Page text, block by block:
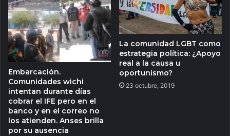
Embarcación.
Comunidades wichi
intentan durante días
cobrar el IFE pero en el
banco y en el correo no
los atienden. Anses brilla
por su ausencia
La comunidad LGBT como
estrategia política: ¿Apoyo
real a la causa u
oportunismo?
23 octubre, 2019